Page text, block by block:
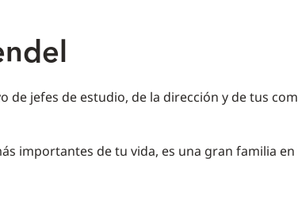
de jefes de estudio, de la dirección y de tus
importantes de tu vida, es una gran familia